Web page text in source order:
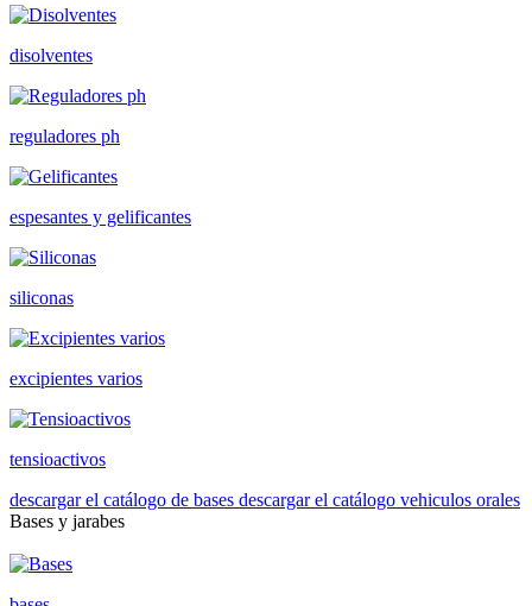
disolventes
reguladores ph
espesantes y gelificantes
siliconas
excipientes varios
tensioactivos
descargar el catálogo de bases descargar el catálogo vehiculos orales
Bases y jarabes